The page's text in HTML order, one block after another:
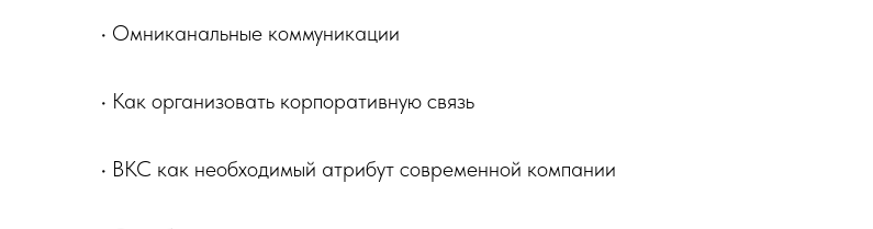
• Омниканальные коммуникации
• Как организовать корпоративную связь
• ВКС как необходимый атрибут современной компании